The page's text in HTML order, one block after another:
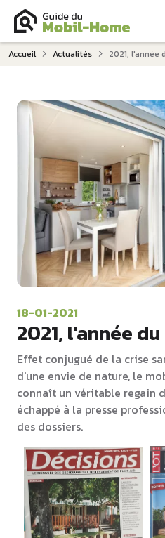
Accueil Actualités 2021, l'année
18-01-2021
2021, l'année
Effet conjugué de la crise
d'une envie de nature, le
connaît un véritable regain
échappé à la presse
des dossiers.